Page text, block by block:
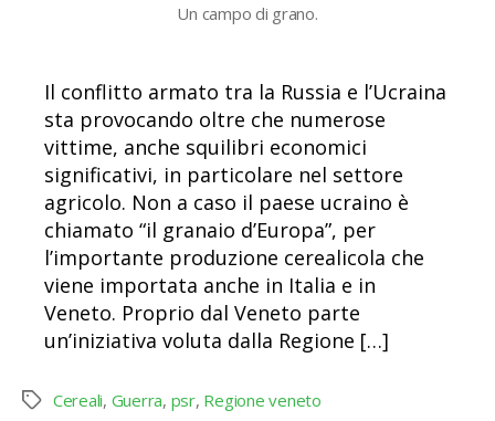
Un campo di grano.
Il conflitto armato tra la Russia e l’Ucraina
sta provocando oltre che numerose
vittime, anche squilibri economici
significativi, in particolare nel settore
agricolo. Non a caso il paese ucraino è
chiamato “il granaio d’Europa”, per
l’importante produzione cerealicola che
viene importata anche in Italia e in
Veneto. Proprio dal Veneto parte
un’iniziativa voluta dalla Regione […]
Tag Cereali, Guerra, psr, Regione veneto